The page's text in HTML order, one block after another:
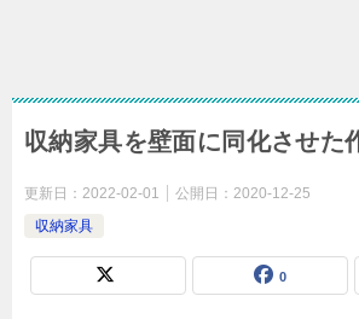
収納家具を壁面に同化させた
更新日： 2022-02-01 公開日： 2020-12-25
収納家具
0